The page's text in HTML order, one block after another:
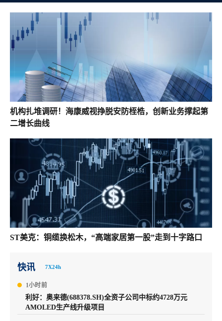
机构扎堆调研！海康威视挣脱安防桎梏，创新业务撑起第
二增长曲线
ST美克：铜缆换松木，“高端家居第一股”走到十字路口
快讯 7X24h
1小时前
利好：奥来德(688378.SH)全资子公司中标约4728万元
AMOLED生产线升级项目